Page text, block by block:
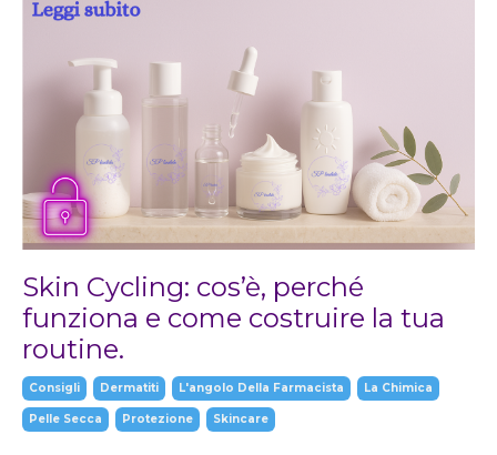
Skin Cycling: cos’è, perché
funziona e come costruire la tua
routine.
Consigli Dermatiti L'angolo Della Farmacista La Chimica
Pelle Secca Protezione Skincare